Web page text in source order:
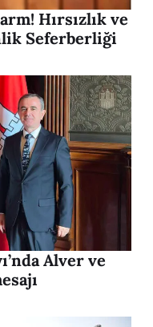
Hırsızlık ve
Seferberliği
Alver ve